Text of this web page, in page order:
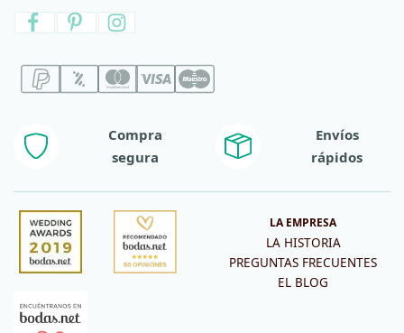
Compra
segura
Envíos
rápidos
LA EMPRESA
LA HISTORIA
PREGUNTAS FRECUENTES
EL BLOG